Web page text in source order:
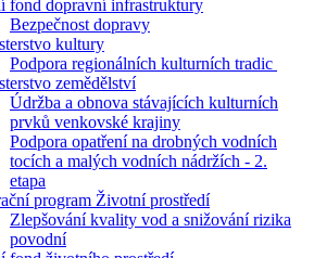
fond dopravní infrastruktury
Bezpečnost dopravy
kultury
Podpora regionálních kulturních tradic
zemědělství
Údržba a obnova stávajících kulturních
prvků venkovské krajiny
Podpora opatření na drobných vodních
tocích a malých vodních nádržích - 2.
etapa
program Životní prostředí
Zlepšování kvality vod a snižování rizika
povodní